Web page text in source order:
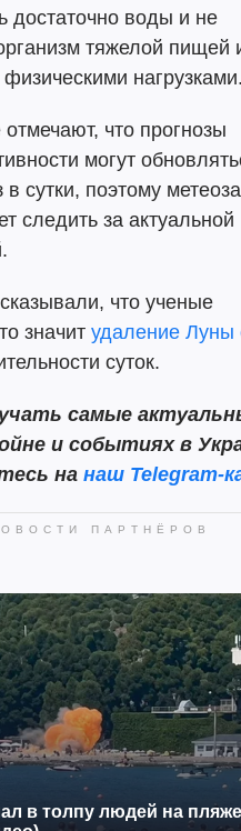
достаточно воды и не
тяжелой пищей
нагрузками.
что прогнозы
могут
в сутки, поэтому
следить за актуальной
что ученые
значит удаление Луны
суток.
самые
и событиях в
на наш Telegram-